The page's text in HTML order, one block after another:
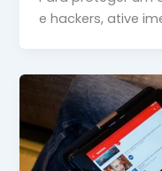
e hackers, ative